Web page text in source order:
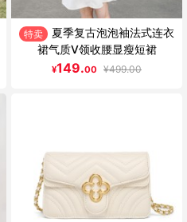
特卖
夏季复古泡泡袖法式连衣
裙气质V领收腰显瘦短裙
¥149.00 ¥499.00